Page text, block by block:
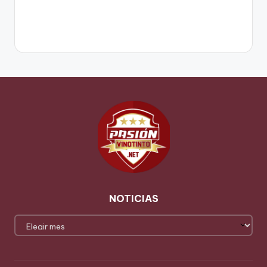
NOTICIAS
NOTICIAS